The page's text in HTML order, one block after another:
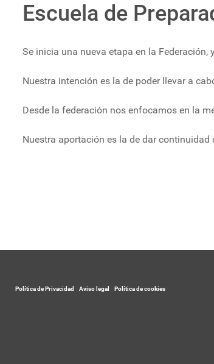
Escuela de
Se inicia una nueva etapa en la
Nuestra intención es la de poder llevar a
Desde la federación nos enfocamos en la
Nuestra aportación es la de dar
Política de Privacidad Aviso legal Política de cookies